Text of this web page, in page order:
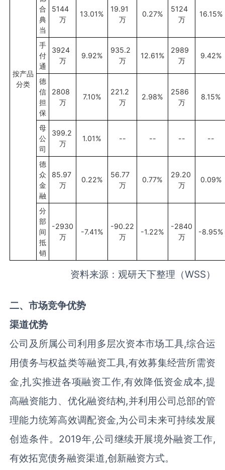
按产品
分类
合
典
当
5144
万
13.01%
19.91
万
0.27%
5124
万
16.15%
手
付
通
3924
万
9.92%
935.2
万
12.61%
2989
万
9.42%
德
信
担
保
2808
万
7.10%
221.2
万
2.98%
2586
万
8.15%
母
公
司
399.2
万
1.01% -- -- -- --
德
众
金
融
85.97
万
0.22%
56.77
万
0.77%
29.20
万
0.09%
分
部
间
抵
销
-2930
万
-7.41%
-90.22
万
-1.22%
-2840
万
-8.95%
资料来源：观研天下整理（WSS）
二、市场竞争优势
渠道优势
公司及所属公司利用多层次资本市场工具,综合运
用债务与权益类等融资工具,有效募集经营所需资
金,扎实推进各项融资工作,有效降低资金成本,提
高融资能力、优化融资结构,并利用公司总部的管
理能力统筹高效调配资金,为公司未来可持续发展
创造条件。 2019年,公司继续开展境外融资工作,
有效拓宽债务融资渠道,创新融资方式。